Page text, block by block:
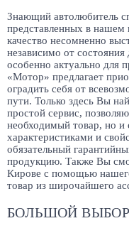
Знающий автолюбитель
представленных в нашем
качество несомненно
независимо от
особенно актуально для
«Мотор» предлагает
оградить себя от
пути. Только здесь Вы
простой сервис,
необходимый товар, но и
характеристиками и
обязательный
продукцию. Также Вы
Кирове с помощью
товар из широчайшего
БОЛЬШОЙ